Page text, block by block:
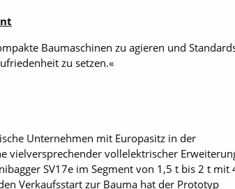
Baumaschinen zu agieren und
zu setzen.«
Unternehmen mit Europasitz in der
vielversprechender vollelektrischer
SV17e im Segment von 1,5 t bis 2 t mit
Verkaufsstart zur Bauma hat der Prototyp